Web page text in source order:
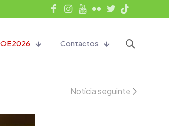
OE2026 Contactos
Notícia seguinte